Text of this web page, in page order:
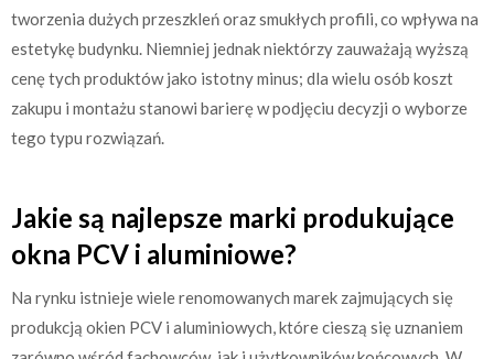
tworzenia dużych przeszkleń oraz smukłych profili, co wpływa na
estetykę budynku. Niemniej jednak niektórzy zauważają wyższą
cenę tych produktów jako istotny minus; dla wielu osób koszt
zakupu i montażu stanowi barierę w podjęciu decyzji o wyborze
tego typu rozwiązań.
Jakie są najlepsze marki produkujące
okna PCV i aluminiowe?
Na rynku istnieje wiele renomowanych marek zajmujących się
produkcją okien PCV i aluminiowych, które cieszą się uznaniem